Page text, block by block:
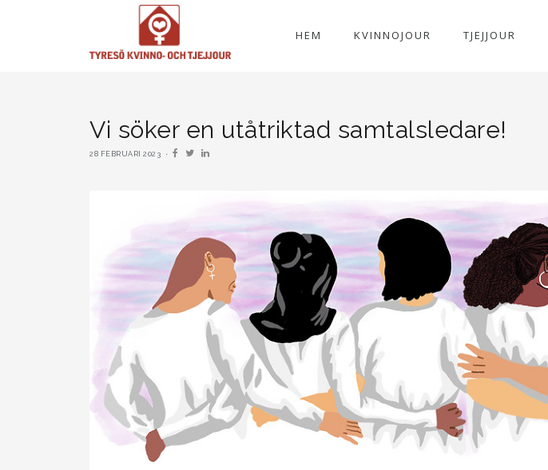
HEM KVINNOJOUR TJEJJOUR
Vi söker en utåtriktad samtalsledare!
28 FEBRUARI 2023